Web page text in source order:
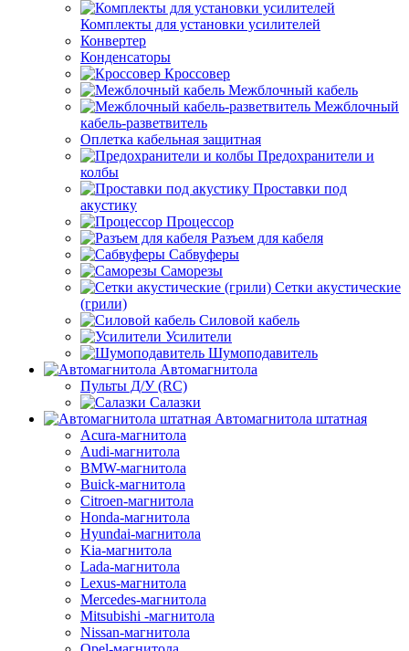
Комплекты для установки усилителей
Конвертер
Конденсаторы
Кроссовер
Межблочный кабель
Межблочный
кабель-разветвитель
Оплетка кабельная защитная
Предохранители и
колбы
Проставки под
акустику
Процессор
Разъем для кабеля
Сабвуферы
Саморезы
Сетки акустические
(грили)
Силовой кабель
Усилители
Шумоподавитель
Автомагнитола
Пульты Д/У (RC)
Салазки
Автомагнитола штатная
Acura-магнитола
Audi-магнитола
BMW-магнитола
Buick-магнитола
Citroen-магнитола
Honda-магнитола
Hyundai-магнитола
Kia-магнитола
Lada-магнитола
Lexus-магнитола
Mercedes-магнитола
Mitsubishi -магнитола
Nissan-магнитола